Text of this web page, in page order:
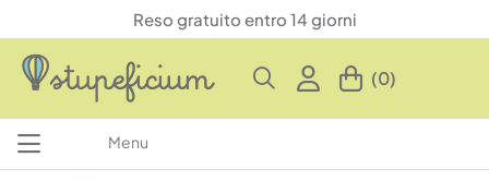
Reso gratuito entro 14 giorni
(0)
Menu